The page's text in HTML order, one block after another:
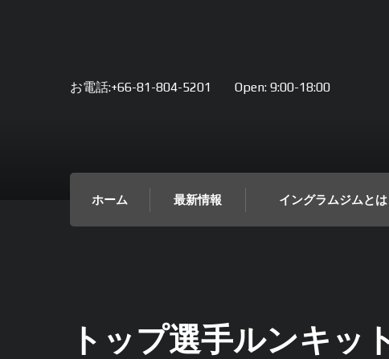
Open: 9:00-18:00
お電話:+66-81-804-5201
ホーム 最新情報 イングラムジムとは
トップ選手ルンキッ